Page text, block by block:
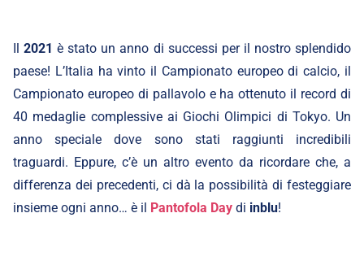
Il2021 è stato un anno di successi per il nostro splendido
paese! L’Italia ha vinto il Campionato europeo di calcio, il
Campionato europeo di pallavolo e ha ottenuto il record di
40 medaglie complessive ai Giochi Olimpici di Tokyo. Un
anno speciale dove sono stati raggiunti incredibili
traguardi. Eppure, c’è un altro evento da ricordare che, a
differenza dei precedenti, ci dà la possibilità di festeggiare
insieme ogni anno… è il Pantofola Day di inblu!